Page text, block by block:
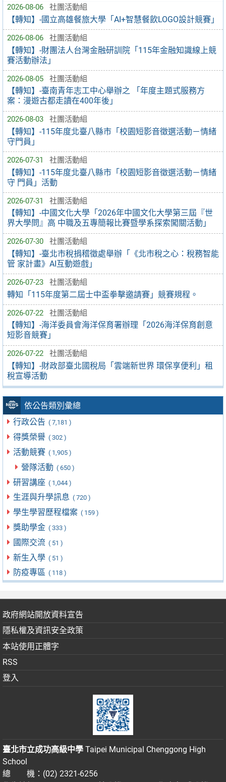
2026-08-06 社團活動組
【轉知】-國立高雄餐旅大學「AI+智慧餐飲LOGO設計競賽」
2026-08-06 社團活動組
【轉知】-財團法人台灣金融研訓院「115年金融知識線上競
賽活動辦法」
2026-08-05 社團活動組
【轉知】-臺南青年志工中心舉辦之 「年度主題式服務方
案：漫遊古都走讀在400年後」
2026-08-03 社團活動組
【轉知】-115年度北臺八縣市「校園短影音徵選活動－情緒
守門員」
2026-07-31 社團活動組
【轉知】-115年度北臺八縣市「校園短影音徵選活動－情緒
守 門員」活動
2026-07-31 社團活動組
【轉知】-中國文化大學「2026年中國文化大學第三屆『世
界大學問』高 中職及五專簡報比賽暨學系探索闖關活動」
2026-07-30 社團活動組
【轉知】-臺北市稅捐稽徵處舉辦「《北市稅之心：稅務智能
管 家計畫》AI互動遊戲」
2026-07-23 社團活動組
轉知「115年度第二屆士中盃拳擊邀請賽」競賽規程。
2026-07-22 社團活動組
【轉知】-海洋委員會海洋保育署辦理「2026海洋保育創意
短影音競賽」
2026-07-22 社團活動組
【轉知】-財政部臺北國稅局「雲端新世界 環保享便利」租
稅宣導活動
依公告類別彙總
行政公告 ( 7,181 )
得獎榮譽 ( 302 )
活動競賽 ( 1,905 )
營隊活動 ( 650 )
研習講座 ( 1,044 )
生涯與升學訊息 ( 720 )
學生學習歷程檔案 ( 159 )
獎助學金 ( 333 )
國際交流 ( 51 )
新生入學 ( 51 )
防疫專區 ( 118 )
政府網站開放資料宣告
隱私權及資訊安全政策
本站使用正體字
RSS
登入
臺北市立成功高級中學 Taipei Municipal Chenggong High
School
總 機：(02) 2321-6256